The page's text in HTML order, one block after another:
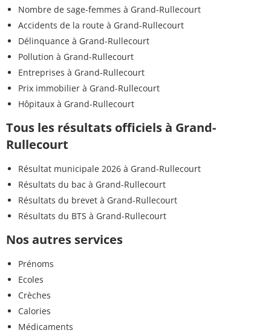
Nombre de sage-femmes à Grand-Rullecourt
Accidents de la route à Grand-Rullecourt
Délinquance à Grand-Rullecourt
Pollution à Grand-Rullecourt
Entreprises à Grand-Rullecourt
Prix immobilier à Grand-Rullecourt
Hôpitaux à Grand-Rullecourt
Tous les résultats officiels à Grand-
Rullecourt
Résultat municipale 2026 à Grand-Rullecourt
Résultats du bac à Grand-Rullecourt
Résultats du brevet à Grand-Rullecourt
Résultats du BTS à Grand-Rullecourt
Nos autres services
Prénoms
Ecoles
Crèches
Calories
Médicaments